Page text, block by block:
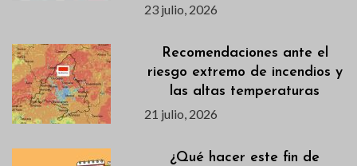
23 julio, 2026
Recomendaciones ante el
riesgo extremo de incendios y
las altas temperaturas
21 julio, 2026
¿Qué hacer este fin de